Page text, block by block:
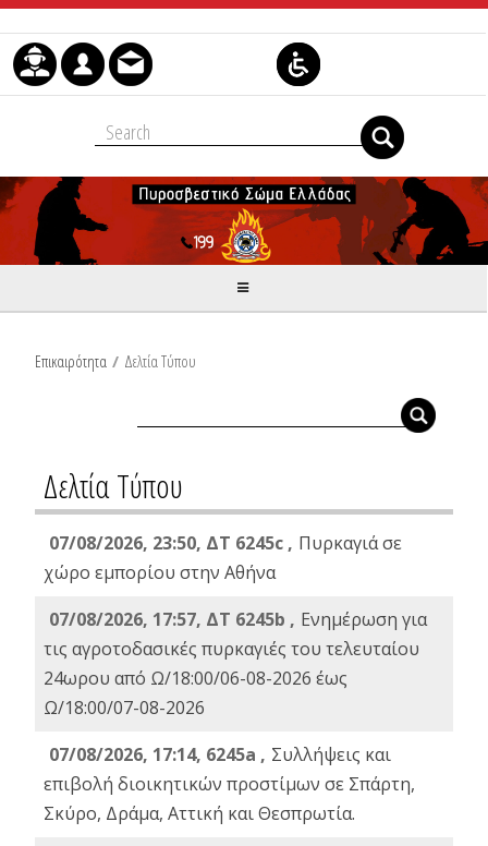
Skip to Content
Επικαιρότητα / Δελτία Τύπου
Δελτία Τύπου
07/08/2026, 23:50, ΔΤ 6245c , Πυρκαγιά σε
χώρο εμπορίου στην Αθήνα
07/08/2026, 17:57, ΔΤ 6245b , Ενημέρωση για
τις αγροτοδασικές πυρκαγιές του τελευταίου
24ωρου από Ω/18:00/06-08-2026 έως
Ω/18:00/07-08-2026
07/08/2026, 17:14, 6245a , Συλλήψεις και
επιβολή διοικητικών προστίμων σε Σπάρτη,
Σκύρο, Δράμα, Αττική και Θεσπρωτία.